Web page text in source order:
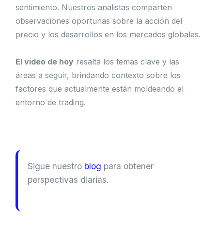
sentimiento. Nuestros analistas comparten
observaciones oportunas sobre la acción del
precio y los desarrollos en los mercados globales.
El video de hoy resalta los temas clave y las
áreas a seguir, brindando contexto sobre los
factores que actualmente están moldeando el
entorno de trading.
Sigue nuestro blog para obtener
perspectivas diarias.